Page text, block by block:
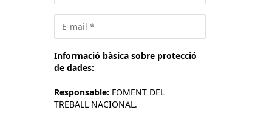
Informació bàsica sobre protecció
de dades:
Responsable: FOMENT DEL
TREBALL NACIONAL.